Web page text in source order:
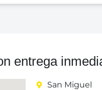
entrega
San Miguel